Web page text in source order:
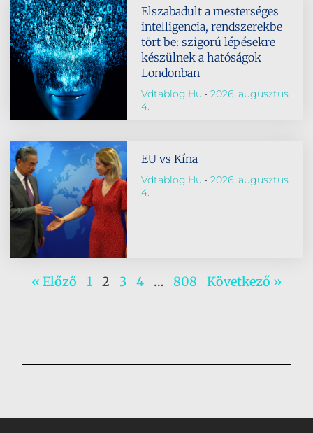
Elszabadult a mesterséges
intelligencia, rendszerekbe
tört be: szigorú lépésekre
készülnek a hatóságok
Londonban
Vdtablog.hu
2026. augusztus
4.
EU vs Kína
Vdtablog.hu
2026. augusztus
4.
« Előző 1 2 3 4 … 808 Következő »